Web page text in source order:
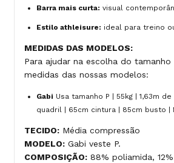
Barra mais curta: visual
Estilo athleisure: ideal para treino
MEDIDAS DAS MODELOS:
Para ajudar na escolha do
medidas das nossas modelos:
Gabi Usa tamanho P | 55kg | 1,63m
quadril | 65cm cintura | 85cm busto |
TECIDO: Média compressão
MODELO: Gabi veste P.
COMPOSIÇÃO: 88% poliamida,